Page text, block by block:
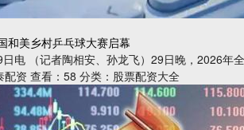
和美乡村乒乓球大赛启幕
电 （记者陶相安、孙龙飞）29日晚，2026年
配资 查看：58 分类：股票配资大全